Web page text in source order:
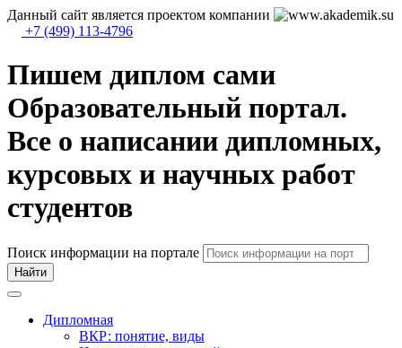
Данный сайт является проектом компании
+7 (499) 113-4796
Пишем диплом сами
Образовательный портал.
Все о написании дипломных,
курсовых и научных работ
студентов
Поиск информации на портале
Найти
Дипломная
ВКР: понятие, виды